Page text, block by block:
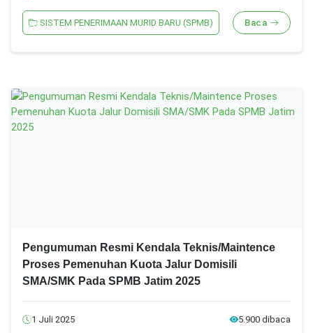
SISTEM PENERIMAAN MURID BARU (SPMB) Baca
Pengumuman Resmi Kendala Teknis/Maintence
Proses Pemenuhan Kuota Jalur Domisili
SMA/SMK Pada SPMB Jatim 2025
1 Juli 2025 5.900 dibaca